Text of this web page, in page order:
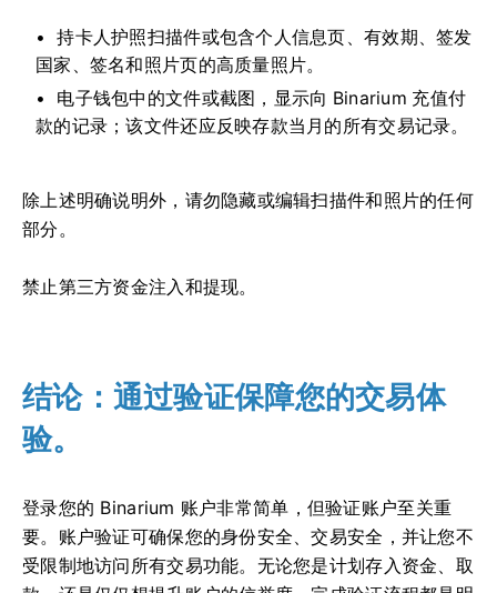
持卡人护照扫描件或包含个人信息页、有效期、签发
国家、签名和照片页的高质量照片。
电子钱包中的文件或截图，显示向 Binarium 充值付
款的记录；该文件还应反映存款当月的所有交易记录。
除上述明确说明外，请勿隐藏或编辑扫描件和照片的任何
部分。
禁止第三方资金注入和提现。
结论：通过验证保障您的交易体
验。
登录您的 Binarium 账户非常简单，但验证账户至关重
要。账户验证可确保您的身份安全、交易安全，并让您不
受限制地访问所有交易功能。无论您是计划存入资金、取